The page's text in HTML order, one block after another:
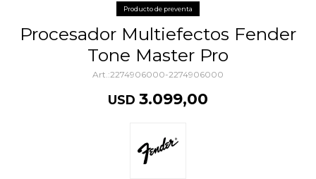
Producto de preventa
Procesador Multiefectos Fender
Tone Master Pro
2274906000-2274906000
USD 3.099,00